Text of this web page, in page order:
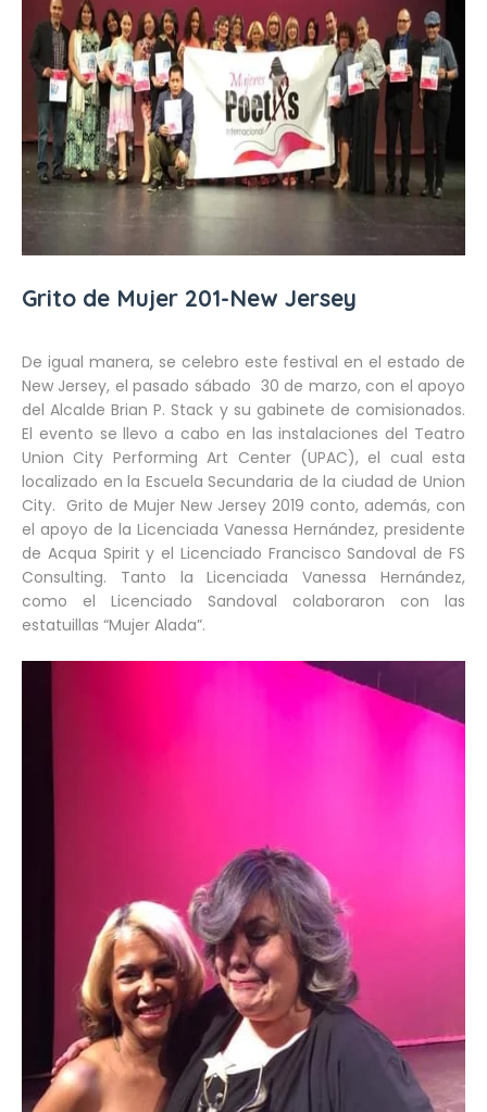
Grito de Mujer 201-New Jersey
De igual manera, se celebro este festival en el estado de
New Jersey, el pasado sábado 30 de marzo, con el apoyo
del Alcalde Brian P. Stack y su gabinete de comisionados.
El evento se llevo a cabo en las instalaciones del Teatro
Union City Performing Art Center (UPAC), el cual esta
localizado en la Escuela Secundaria de la ciudad de Union
City. Grito de Mujer New Jersey 2019 conto, además, con
el apoyo de la Licenciada Vanessa Hernández, presidente
de Acqua Spirit y el Licenciado Francisco Sandoval de FS
Consulting. Tanto la Licenciada Vanessa Hernández,
como el Licenciado Sandoval colaboraron con las
estatuillas “Mujer Alada”.